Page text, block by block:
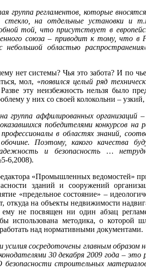
группа регламентов, которые
стекло, на отдельные установки и
той, что присутствует в
союза– приводит к тому, что в
небольшой областью
нет системы? Чья это забота? И по
мол, «появился целый ряд
эту неизбежность нельзя было
у них со своей колокольни – узкий,
группа аффилированных организаций
победителями конкурсов
в областях знаний,
обочине. Поэтому, какого качества
и безопасность …
6,2008).
«Промышленных ведомостей»
зданий и сооружений
«предельное состояние» –
откуда на объекты недвижимости
не посвящен ни один абзац
использована методика, о
над нормативными документами.
усилия сосредоточены главным
30 декабря 2009 года –это
строительных